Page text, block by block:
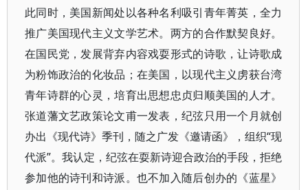
此同时，美国新闻处以各种名利吸引青年菁英，全力
推广美国现代主义文学艺术。两方的合作默契良好。
在国民党，发展背弃内容戏耍形式的诗歌，让诗歌成
为粉饰政治的化妆品；在美国，以现代主义虏获台湾
青年诗群的心灵，培育出思想忠贞归顺美国的人才。
张道藩文艺政策论文甫一发表，纪弦只用一个月就创
办出《现代诗》季刊，随之广发《邀请函》，组织“现
代派”。我认定，纪弦在耍新诗迎合政治的手段，拒绝
参加他的诗刊和诗派。也不加入随后创办的《蓝星》